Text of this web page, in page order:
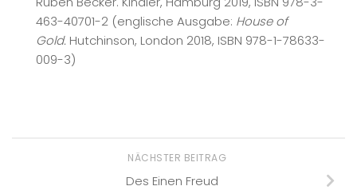
463-40701-2 (englische Ausgabe: House of
Gold. Hutchinson, London 2018, ISBN 978-1-78633-
009-3)
NÄCHSTER BEITRAG
Des Einen Freud